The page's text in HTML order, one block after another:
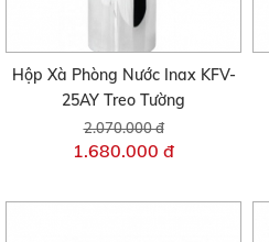
Hộp Xà Phòng Nước Inax KFV-
25AY Treo Tường
2.070.000 đ
1.680.000 đ